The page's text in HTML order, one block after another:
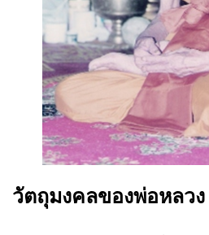
วัตถุมงคลของพ่อหลวง